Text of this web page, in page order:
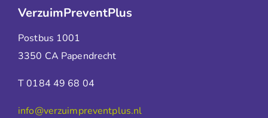
VerzuimPreventPlus
Postbus 1001
3350 CA Papendrecht
T 0184 49 68 04
info@verzuimpreventplus.nl